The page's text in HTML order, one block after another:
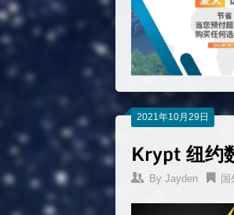
2021年10月29日
Krypt 纽约
By Jayden 国